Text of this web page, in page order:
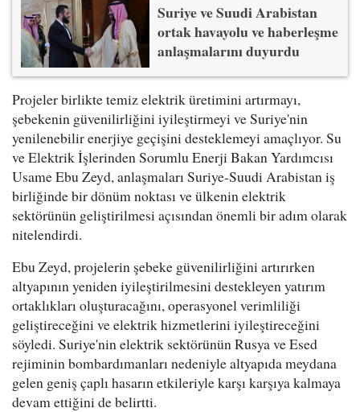
Suriye ve Suudi Arabistan
ortak havayolu ve haberleşme
anlaşmalarını duyurdu
Projeler birlikte temiz elektrik üretimini artırmayı,
şebekenin güvenilirliğini iyileştirmeyi ve Suriye'nin
yenilenebilir enerjiye geçişini desteklemeyi amaçlıyor. Su
ve Elektrik İşlerinden Sorumlu Enerji Bakan Yardımcısı
Usame Ebu Zeyd, anlaşmaları Suriye-Suudi Arabistan iş
birliğinde bir dönüm noktası ve ülkenin elektrik
sektörünün geliştirilmesi açısından önemli bir adım olarak
nitelendirdi.
Ebu Zeyd, projelerin şebeke güvenilirliğini artırırken
altyapının yeniden iyileştirilmesini destekleyen yatırım
ortaklıkları oluşturacağını, operasyonel verimliliği
geliştireceğini ve elektrik hizmetlerini iyileştireceğini
söyledi. Suriye'nin elektrik sektörünün Rusya ve Esed
rejiminin bombardımanları nedeniyle altyapıda meydana
gelen geniş çaplı hasarın etkileriyle karşı karşıya kalmaya
devam ettiğini de belirtti.